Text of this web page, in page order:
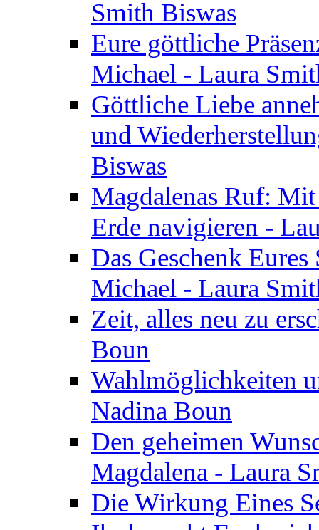
Smith Biswas
Eure göttliche
Michael - Laura
Göttliche Liebe
und
Biswas
Magdalenas Ruf:
Erde navigieren -
Das Geschenk
Michael - Laura
Zeit, alles neu zu
Boun
Wahlmöglichkeiten
Nadina Boun
Den geheimen
Magdalena - Laura
Die Wirkung Eines